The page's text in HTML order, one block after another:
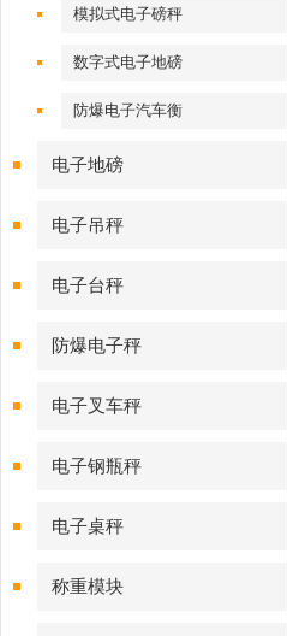
模拟式电子磅秤
数字式电子地磅
防爆电子汽车衡
电子地磅
电子吊秤
电子台秤
防爆电子秤
电子叉车秤
电子钢瓶秤
电子桌秤
称重模块